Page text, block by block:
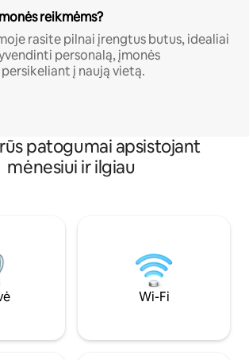
reikmėms?
rasite pilnai įrengtus butus, idealiai
personalą, įmonės
į naują vietą.
patogumai apsistojant
mėnesiui ir ilgiau
Wi-Fi